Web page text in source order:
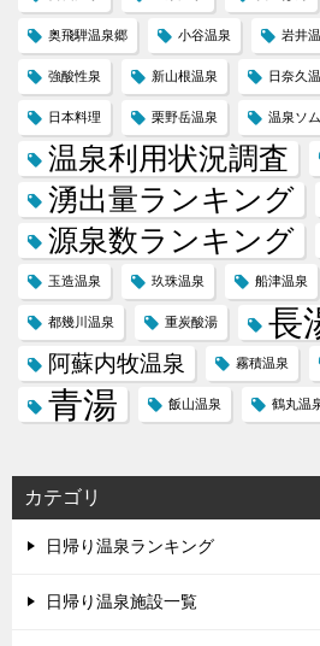
奥飛騨温泉郷 小谷温泉 岩井
強酸性泉 新山根温泉 日奈久
日本料理 栗野岳温泉 温泉ソ
温泉利用状況調査
湧出量ランキング
源泉数ランキング
玉造温泉 玖珠温泉 船津温泉
都幾川温泉 重炭酸湯 長
阿蘇内牧温泉 霧積温泉
青湯 飯山温泉 鶴丸温
カテゴリ
日帰り温泉ランキング
日帰り温泉施設一覧